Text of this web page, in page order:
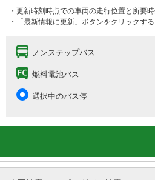
・更新時刻時点での車両の走行位置と所要
・「最新情報に更新」ボタンをクリックす
ノンステップバス
燃料電池バス
選択中のバス停